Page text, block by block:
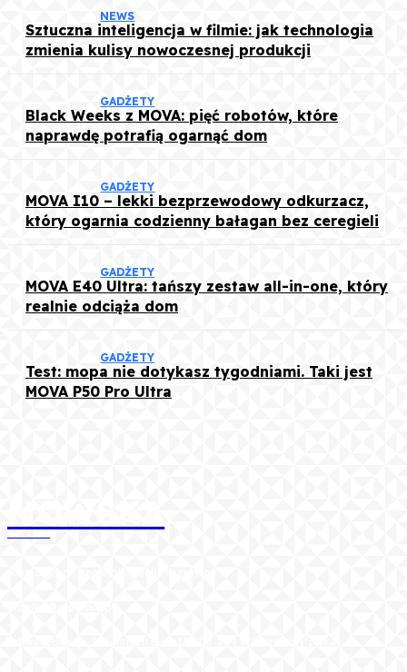
NEWS
Sztuczna inteligencja w filmie: jak technologia
zmienia kulisy nowoczesnej produkcji
GADŻETY
Black Weeks z MOVA: pięć robotów, które
naprawdę potrafią ogarnąć dom
GADŻETY
MOVA I10 – lekki bezprzewodowy odkurzacz,
który ogarnia codzienny bałagan bez ceregieli
GADŻETY
MOVA E40 Ultra: tańszy zestaw all-in-one, który
realnie odciąża dom
GADŻETY
Test: mopa nie dotykasz tygodniami. Taki jest
MOVA P50 Pro Ultra